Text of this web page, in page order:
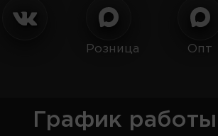
Розница Опт
График